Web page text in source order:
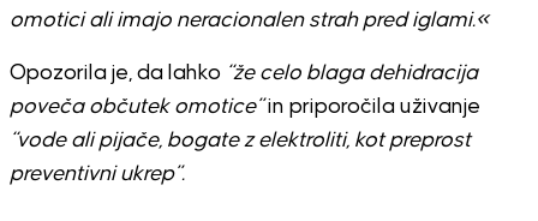
omotici ali imajo neracionalen strah pred iglami.«
Opozorila je, da lahko “že celo blaga dehidracija
poveča občutek omotice”in priporočila uživanje
“vode ali pijače, bogate z elektroliti, kot preprost
preventivni ukrep”.